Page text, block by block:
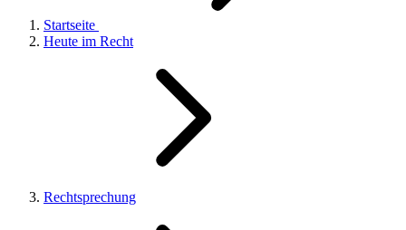
Startseite
Heute im Recht
Rechtsprechung